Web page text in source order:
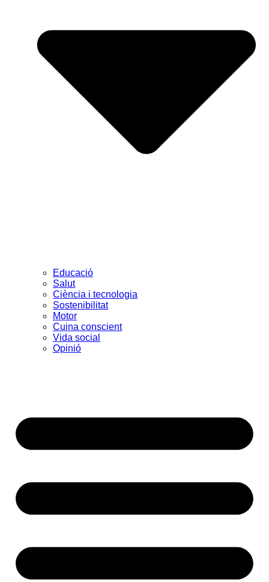
Educació
Salut
Ciència i tecnologia
Sostenibilitat
Motor
Cuina conscient
Vida social
Opinió